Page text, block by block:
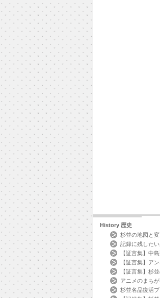
History 歴史
杉並の地図と変
記録に残した
【証言集】中
【証言集】ア
【証言集】杉
アニメのまち
杉並名品復活プ